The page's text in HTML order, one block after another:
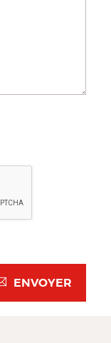
ENVOYER